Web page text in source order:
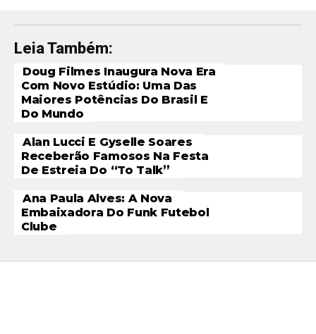
Leia Também:
Doug Filmes Inaugura Nova Era
Com Novo Estúdio: Uma Das
Maiores Potências Do Brasil E
Do Mundo
Alan Lucci E Gyselle Soares
Receberão Famosos Na Festa
De Estreia Do “To Talk”
Ana Paula Alves: A Nova
Embaixadora Do Funk Futebol
Clube